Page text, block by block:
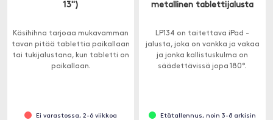
13")
Käsihihna tarjoaa mukavamman
tavan pitää tablettia paikallaan
tai tukijalustana, kun tabletti on
paikallaan.
Ei varastossa, 2-6 viikkoa
metallinen tablettijalusta
LP134 on taitettava iPad -
jalusta, joka on vankka ja vakaa
ja jonka kallistuskulma on
säädettävissä jopa 180°.
Etätallennus, noin 3-8 arkisin